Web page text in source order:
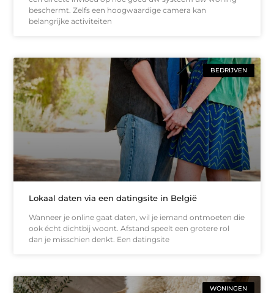
beschermt. Zelfs een hoogwaardige camera kan
belangrijke activiteiten
BEDRIJVEN
Lokaal daten via een datingsite in België
Wanneer je online gaat daten, wil je iemand ontmoeten die
ook écht dichtbij woont. Afstand speelt een grotere rol
dan je misschien denkt. Een datingsite
WONINGEN